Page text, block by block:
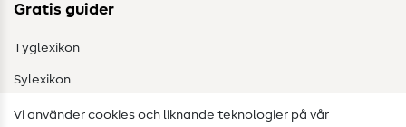
Gratis guider
Tyglexikon
Sylexikon
Sömnadsinstruktioner
Vi använder cookies och liknande teknologier på vår